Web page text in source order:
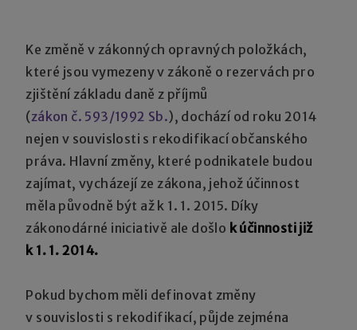
Ke změně v zákonných opravných položkách,
které jsou vymezeny v zákoně o rezervách pro
zjištění základu daně z příjmů
(zákon č. 593/1992 Sb.), dochází od roku 2014
nejen v souvislosti s rekodifikací občanského
práva. Hlavní změny, které podnikatele budou
zajímat, vycházejí ze zákona, jehož účinnost
měla původně být až k 1. 1. 2015. Díky
zákonodárné iniciativě ale došlo k účinnosti již
k 1. 1. 2014.
Pokud bychom měli definovat změny
v souvislosti s rekodifikací, půjde zejména